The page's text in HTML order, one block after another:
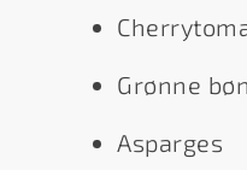
Grønne
Asparges